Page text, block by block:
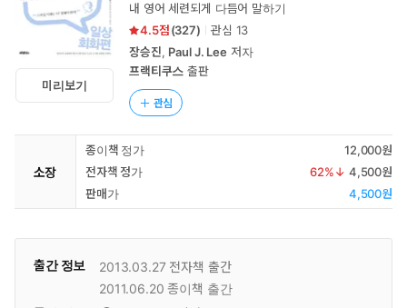
미리보기
내 영어 세련되게 다듬어 말하기
4.5
(327) 관심 13
장승진, Paul J. Lee 저자
프랙티쿠스 출판
관심
소장
종이책 정가
12,000원
전자책 정가
62%↓ 4,500원
판매가
4,500원
출간 정보 2013.03.27 전자책 출간
2011.06.20 종이책 출간